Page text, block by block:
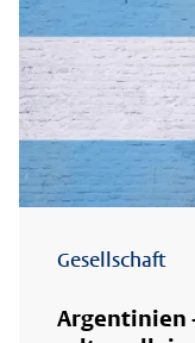
Gesellschaft
Argentinien